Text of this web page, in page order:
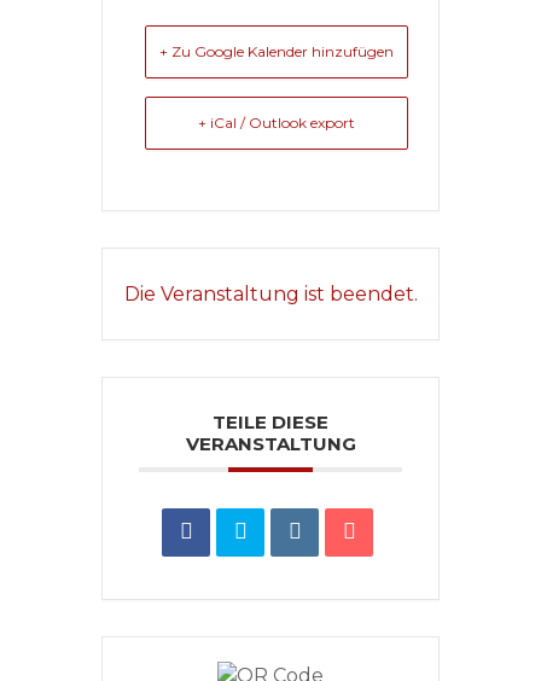
+ Zu Google Kalender hinzufügen
+ iCal / Outlook export
Die Veranstaltung ist beendet.
TEILE DIESE
VERANSTALTUNG